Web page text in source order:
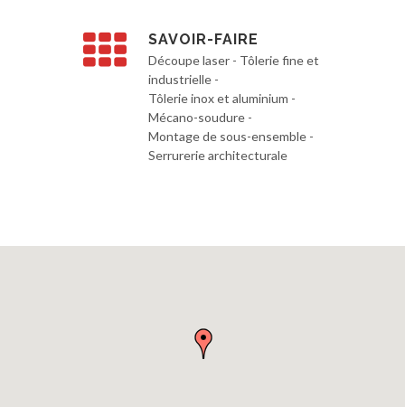
SAVOIR-FAIRE
Découpe laser - Tôlerie fine et
industrielle -
Tôlerie inox et aluminium -
Mécano-soudure -
Montage de sous-ensemble -
Serrurerie architecturale